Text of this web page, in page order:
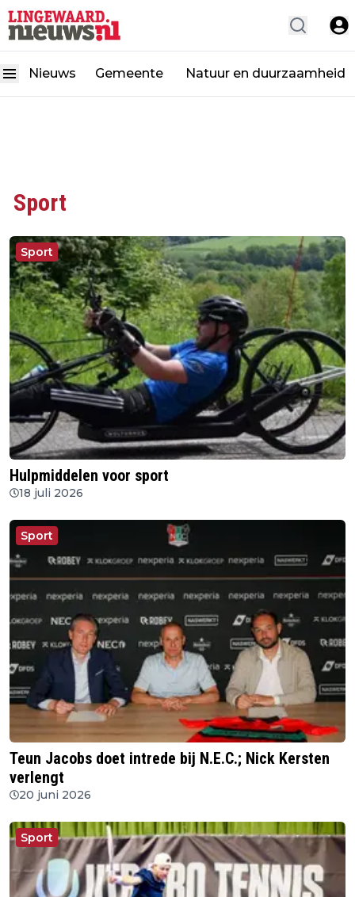
Nieuws Gemeente Natuur en duurzaamheid
Sport
Sport
Hulpmiddelen voor sport
18 juli 2026
Sport
Teun Jacobs doet intrede bij N.E.C.; Nick Kersten
verlengt
20 juni 2026
Sport